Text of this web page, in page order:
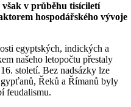
však v průběhu tisíciletí
hospodářského vývoje
egyptských, indických a
našeho letopočtu přestaly
století. Bez nadsázky lze
Řeků a Římanů byly
feudalismu.